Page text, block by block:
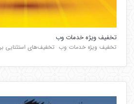
تخفیف ویژه خدمات وب
تخفیف ویژه خدمات وب تخفیف‌های استثنایی